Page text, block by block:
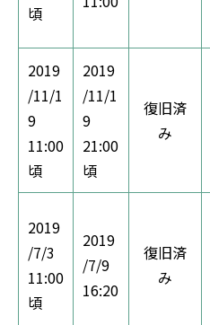
頃
2019
/11/1
9
11:00
頃
2019
/11/1
9
21:00
頃
復旧済
み
2019
/7/3
11:00
頃
2019
/7/9
16:20
復旧済
み